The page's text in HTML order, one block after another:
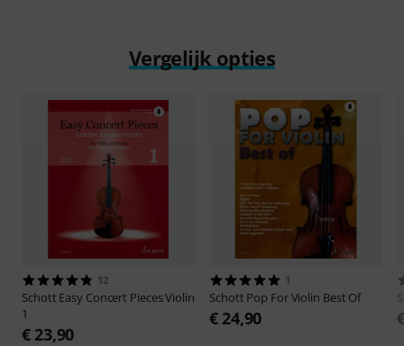
Vergelijk opties
12
Schott Easy Concert Pieces Violin
1
€ 23,90
1
Schott Pop For Violin Best Of
€ 24,90